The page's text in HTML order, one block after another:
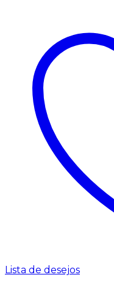
Lista de desejos